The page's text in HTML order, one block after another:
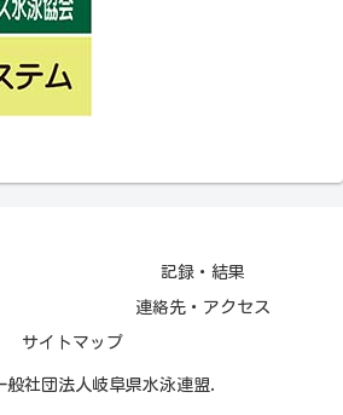
記録・結果
連絡先・アクセス
サイトマップ
社団法人岐阜県水泳連盟.